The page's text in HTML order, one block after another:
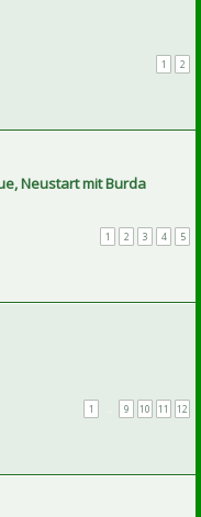
1 2
Neustart mit Burda
1 2 3 4 5
1 9 10 11 12